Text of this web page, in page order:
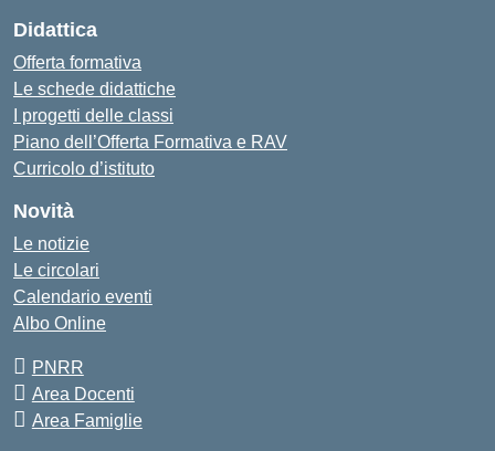
Didattica
Offerta formativa
Le schede didattiche
I progetti delle classi
Piano dell’Offerta Formativa e RAV
Curricolo d’istituto
Novità
Le notizie
Le circolari
Calendario eventi
Albo Online
PNRR
Area Docenti
Area Famiglie